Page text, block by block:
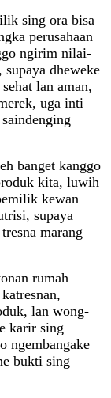
sing ora bisa
perusahaan
ngirim nilai-
dheweke
lan aman,
uga inti
banget kanggo
kita, luwih
kewan
supaya
marang
rumah
lan wong-
karir sing
ngembangake
bukti sing